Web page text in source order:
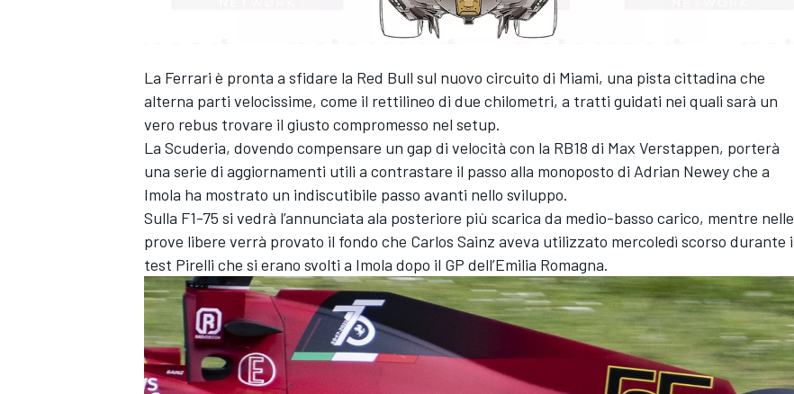
MONOPOSTO
La Ferrari è pronta a sfidare la Red Bull sul nuovo circuito di Miami, una pista cittadina che
alterna parti velocissime, come il rettilineo di due chilometri, a tratti guidati nei quali sarà un
vero rebus trovare il giusto compromesso nel setup.
La Scuderia, dovendo compensare un gap di velocità con la RB18 di Max Verstappen, porterà
una serie di aggiornamenti utili a contrastare il passo alla monoposto di Adrian Newey che a
Imola ha mostrato un indiscutibile passo avanti nello sviluppo.
Sulla F1-75 si vedrà l’annunciata ala posteriore più scarica da medio-basso carico, mentre nelle
prove libere verrà provato il fondo che Carlos Sainz aveva utilizzato mercoledì scorso durante i
test Pirelli che si erano svolti a Imola dopo il GP dell’Emilia Romagna.